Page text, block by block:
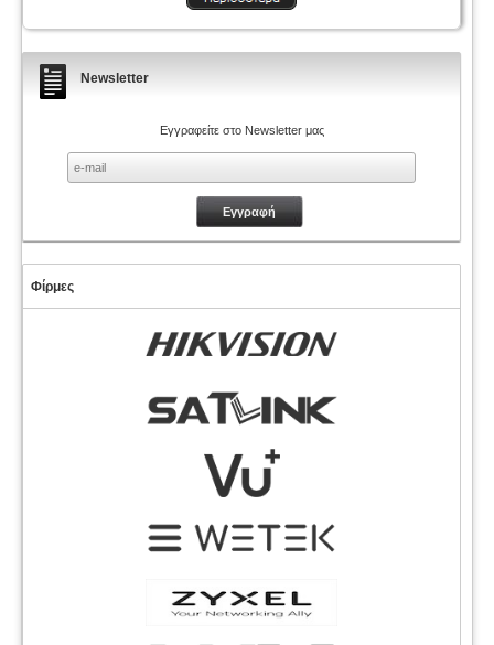
Newsletter
Εγγραφείτε στο Newsletter μας
Φίρμες